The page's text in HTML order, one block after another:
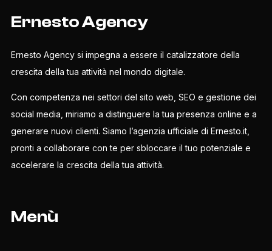
Ernesto Agency
Ernesto Agency si impegna a essere il catalizzatore della
crescita della tua attività nel mondo digitale.
Con competenza nei settori del sito web, SEO e gestione dei
social media, miriamo a distinguere la tua presenza online e a
generare nuovi clienti. Siamo l’agenzia ufficiale di Ernesto.it,
pronti a collaborare con te per sbloccare il tuo potenziale e
accelerare la crescita della tua attività.
Menù